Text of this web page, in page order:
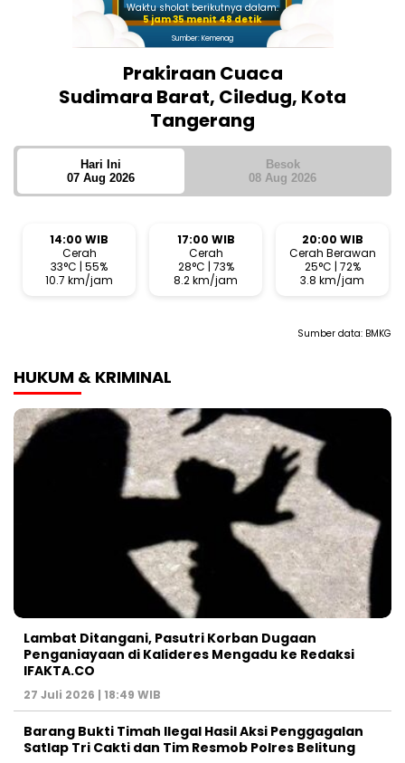
Waktu sholat berikutnya dalam:
5 jam 35 menit 47 detik
Sumber: Kemenag
Prakiraan Cuaca
Sudimara Barat, Ciledug, Kota
Tangerang
Hari Ini
07 Aug 2026
Besok
08 Aug 2026
14:00 WIB
Cerah
33°C | 55%
10.7 km/jam
17:00 WIB
Cerah
28°C | 73%
8.2 km/jam
20:00 WIB
Cerah Berawan
25°C | 72%
3.8 km/jam
Sumber data: BMKG
HUKUM & KRIMINAL
Lambat Ditangani, Pasutri Korban Dugaan
Penganiayaan di Kalideres Mengadu ke Redaksi
IFAKTA.CO
27 Juli 2026 | 18:49 WIB
Barang Bukti Timah Ilegal Hasil Aksi Penggagalan
Satlap Tri Cakti dan Tim Resmob Polres Belitung